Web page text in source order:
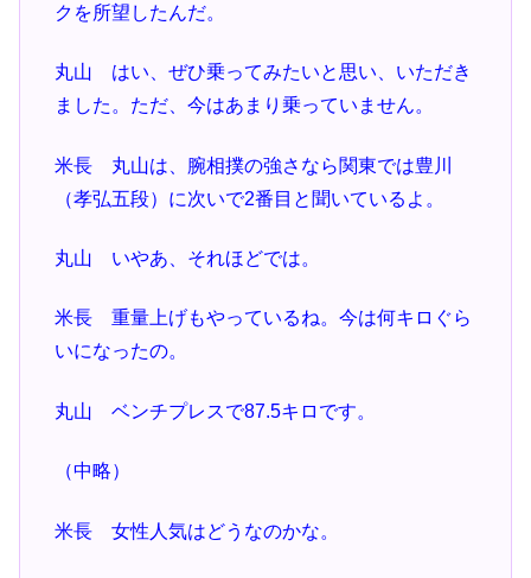
クを所望したんだ。
丸山 はい、ぜひ乗ってみたいと思い、いただき
ました。ただ、今はあまり乗っていません。
米長 丸山は、腕相撲の強さなら関東では豊川
（孝弘五段）に次いで2番目と聞いているよ。
丸山 いやあ、それほどでは。
米長 重量上げもやっているね。今は何キロぐら
いになったの。
丸山 ベンチプレスで87.5キロです。
（中略）
米長 女性人気はどうなのかな。